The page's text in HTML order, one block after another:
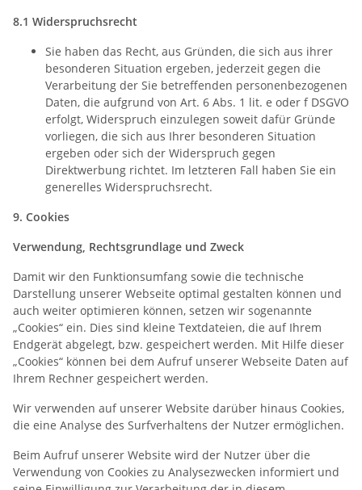
8.1 Widerspruchsrecht
Sie haben das Recht, aus Gründen, die sich aus ihrer
besonderen Situation ergeben, jederzeit gegen die
Verarbeitung der Sie betreffenden personenbezogenen
Daten, die aufgrund von Art. 6 Abs. 1 lit. e oder f DSGVO
erfolgt, Widerspruch einzulegen soweit dafür Gründe
vorliegen, die sich aus Ihrer besonderen Situation
ergeben oder sich der Widerspruch gegen
Direktwerbung richtet. Im letzteren Fall haben Sie ein
generelles Widerspruchsrecht.
9. Cookies
Verwendung, Rechtsgrundlage und Zweck
Damit wir den Funktionsumfang sowie die technische
Darstellung unserer Webseite optimal gestalten können und
auch weiter optimieren können, setzen wir sogenannte
„Cookies“ ein. Dies sind kleine Textdateien, die auf Ihrem
Endgerät abgelegt, bzw. gespeichert werden. Mit Hilfe dieser
„Cookies“ können bei dem Aufruf unserer Webseite Daten auf
Ihrem Rechner gespeichert werden.
Wir verwenden auf unserer Website darüber hinaus Cookies,
die eine Analyse des Surfverhaltens der Nutzer ermöglichen.
Beim Aufruf unserer Website wird der Nutzer über die
Verwendung von Cookies zu Analysezwecken informiert und